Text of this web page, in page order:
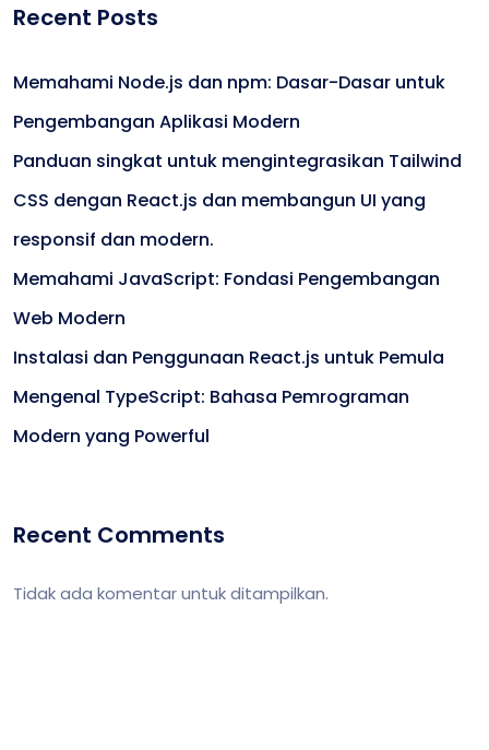
Recent Posts
Memahami Node.js dan npm: Dasar-Dasar untuk
Pengembangan Aplikasi Modern
Panduan singkat untuk mengintegrasikan Tailwind
CSS dengan React.js dan membangun UI yang
responsif dan modern.
Memahami JavaScript: Fondasi Pengembangan
Web Modern
Instalasi dan Penggunaan React.js untuk Pemula
Mengenal TypeScript: Bahasa Pemrograman
Modern yang Powerful
Recent Comments
Tidak ada komentar untuk ditampilkan.